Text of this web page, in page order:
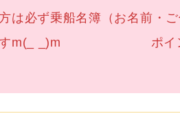
は必ず乗船名簿（お名前・
しますm(_ _)m ポイン